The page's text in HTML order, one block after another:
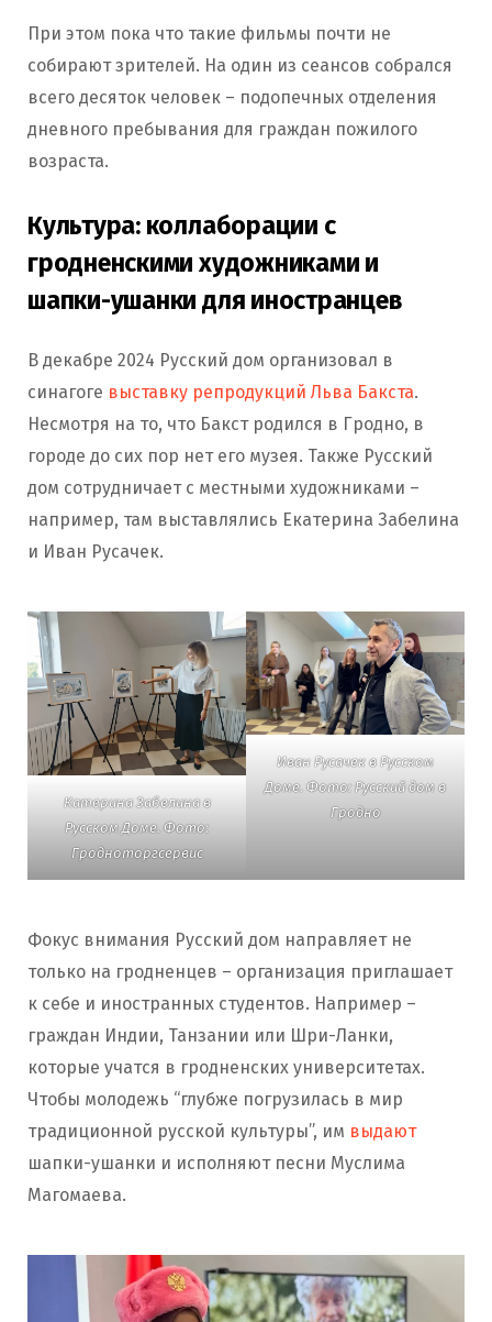
При этом пока что такие фильмы почти не
собирают зрителей. На один из сеансов собрался
всего десяток человек – подопечных отделения
дневного пребывания для граждан пожилого
возраста.
Культура: коллаборации с
гродненскими художниками и
шапки-ушанки для иностранцев
В декабре 2024 Русский дом организовал в
синагоге выставку репродукций Льва Бакста.
Несмотря на то, что Бакст родился в Гродно, в
городе до сих пор нет его музея. Также Русский
дом сотрудничает с местными художниками –
например, там выставлялись Екатерина Забелина
и Иван Русачек.
Катерина Забелина в
Русском Доме. Фото:
Гродноторгсервис
Иван Русачек в Русском
Доме. Фото: Русский дом в
Гродно
Фокус внимания Русский дом направляет не
только на гродненцев – организация приглашает
к себе и иностранных студентов. Например –
граждан Индии, Танзании или Шри-Ланки,
которые учатся в гродненских университетах.
Чтобы молодежь “глубже погрузилась в мир
традиционной русской культуры”, им выдают
шапки-ушанки и исполняют песни Муслима
Магомаева.